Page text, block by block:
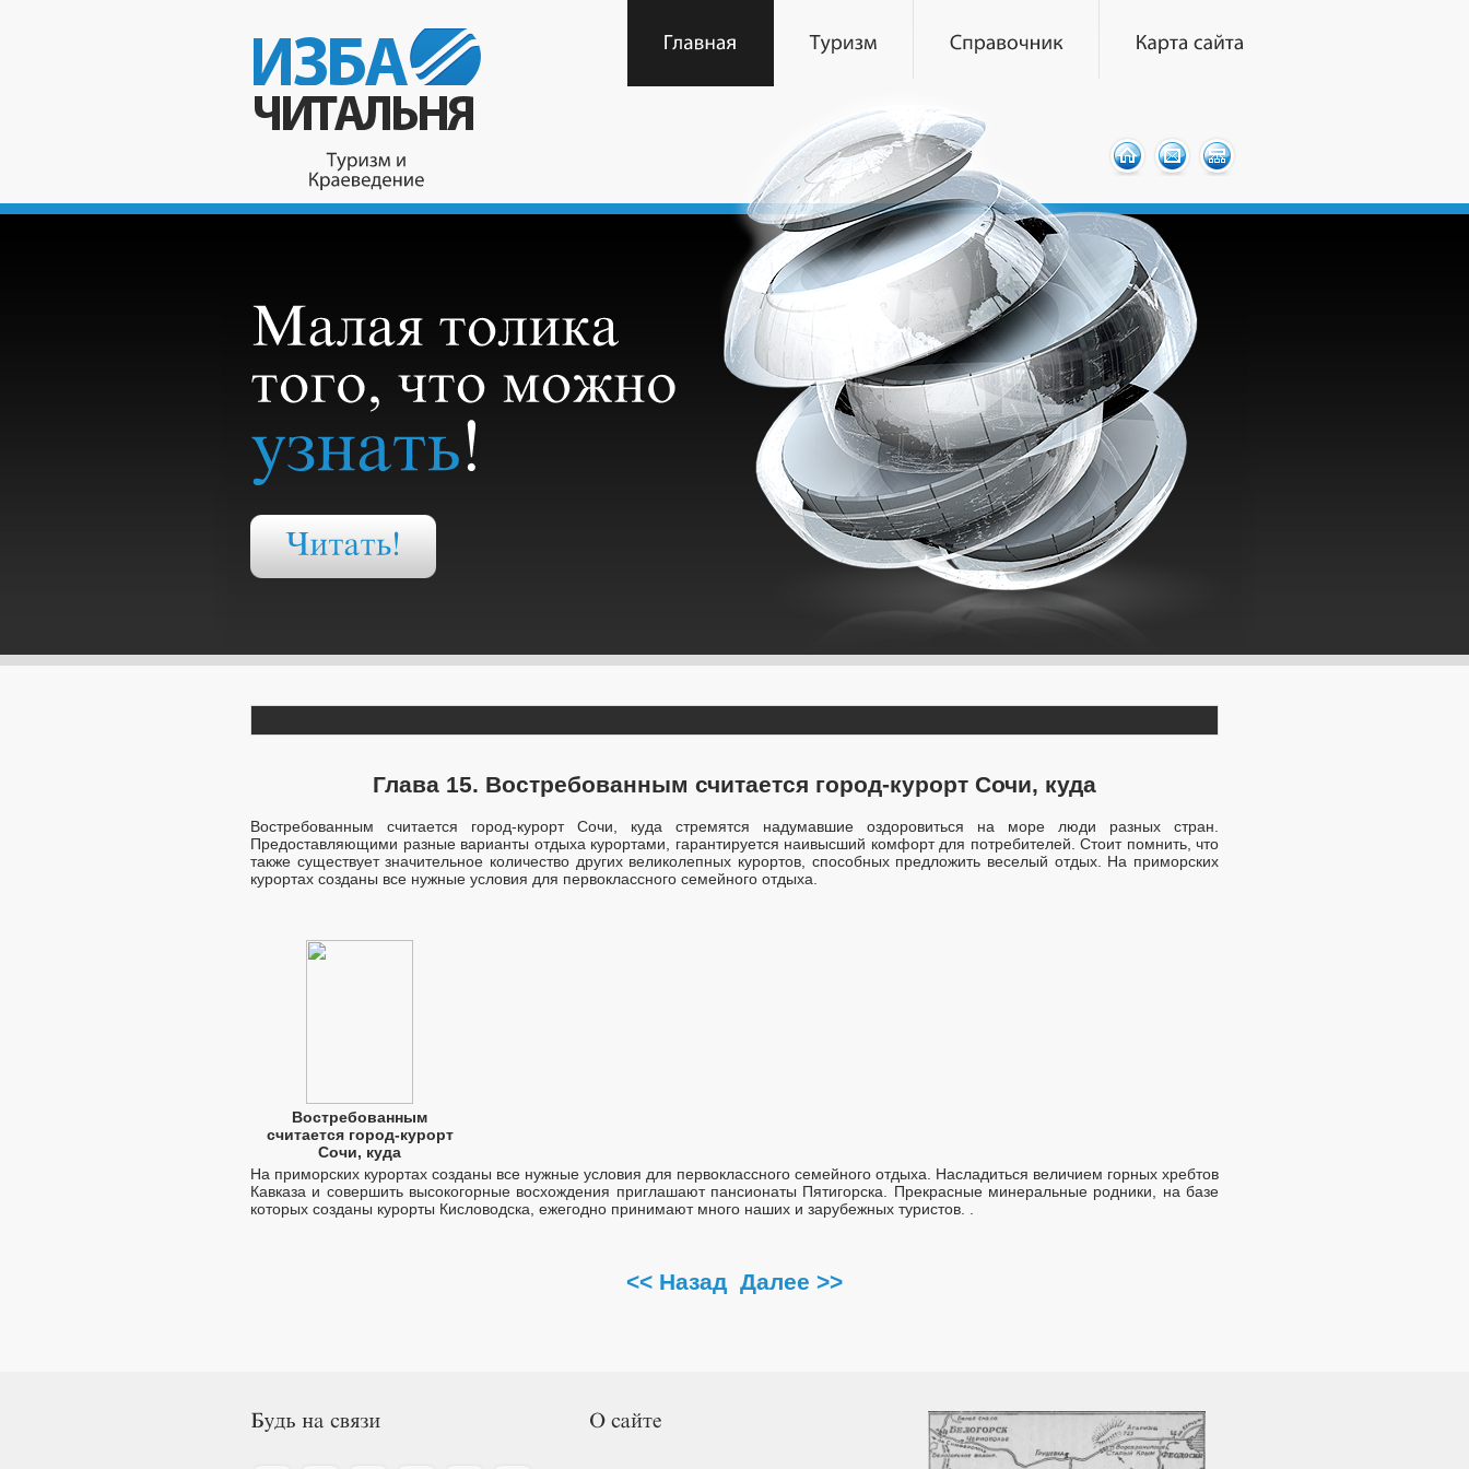
Глава 15. Востребованным считается город-курорт Сочи, куда
Востребованным считается город-курорт Сочи, куда стремятся надумавшие оздоровиться на море люди разных стран.
Предоставляющими разные варианты отдыха курортами, гарантируется наивысший комфорт для потребителей. Стоит помнить, что
также существует значительное количество других великолепных курортов, способных предложить веселый отдых. На приморских
курортах созданы все нужные условия для первоклассного семейного отдыха.
Востребованным
считается город-курорт
Сочи, куда
На приморских курортах созданы все нужные условия для первоклассного семейного отдыха. Насладиться величием горных хребтов
Кавказа и совершить высокогорные восхождения приглашают пансионаты Пятигорска. Прекрасные минеральные родники, на базе
которых созданы курорты Кисловодска, ежегодно принимают много наших и зарубежных туристов. .
<< Назад Далее >>